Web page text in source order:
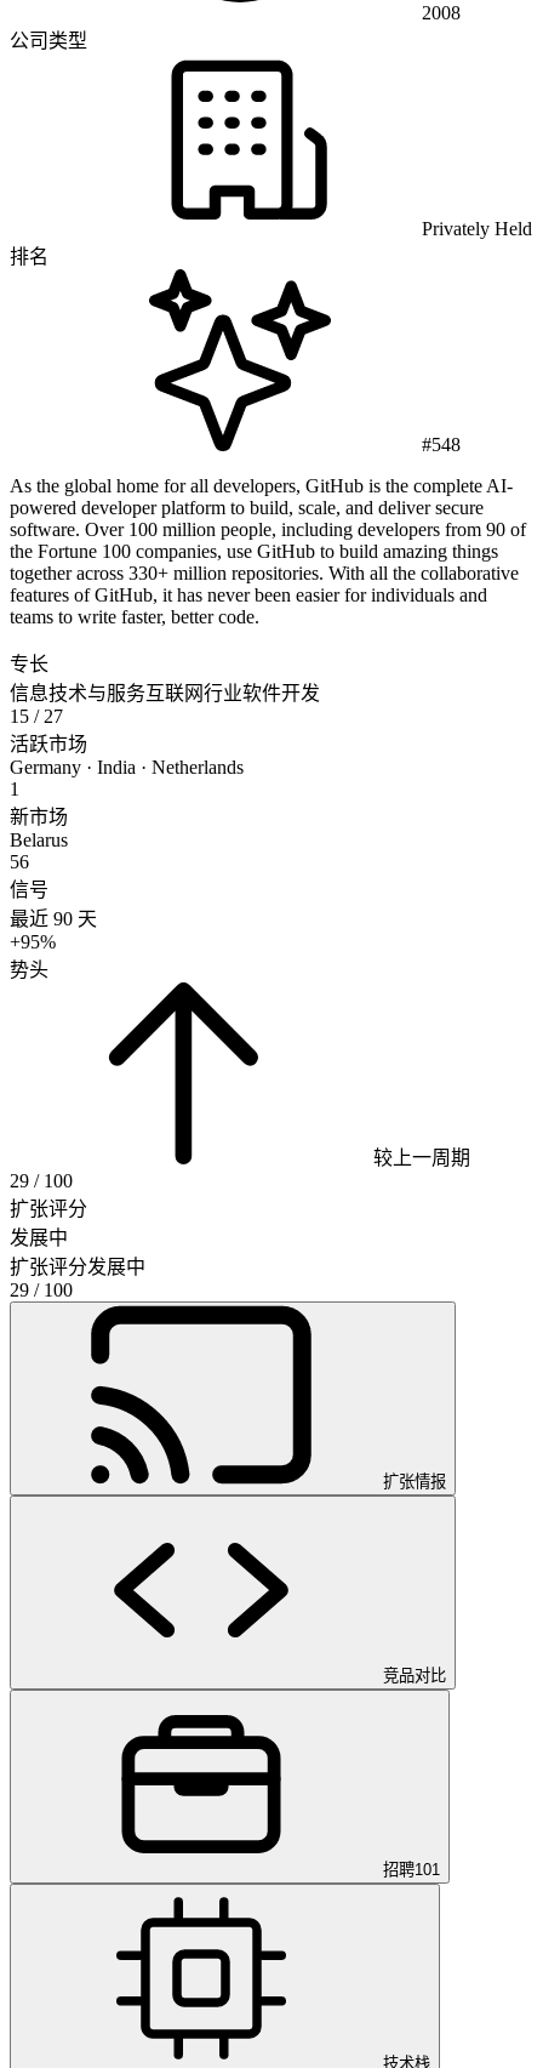
2008
公司类型
Privately Held
排名
#548
As the global home for all developers, GitHub is the complete AI-
powered developer platform to build, scale, and deliver secure
software. Over 100 million people, including developers from 90 of
the Fortune 100 companies, use GitHub to build amazing things
together across 330+ million repositories. With all the collaborative
features of GitHub, it has never been easier for individuals and
teams to write faster, better code.
专长
信息技术与服务互联网行业软件开发
15 / 27
活跃市场
Germany · India · Netherlands
1
新市场
Belarus
56
信号
最近 90 天
+95%
势头
较上一周期
29 / 100
扩张评分
发展中
扩张评分发展中
29 / 100
扩张情报
竞品对比
招聘101
技术栈